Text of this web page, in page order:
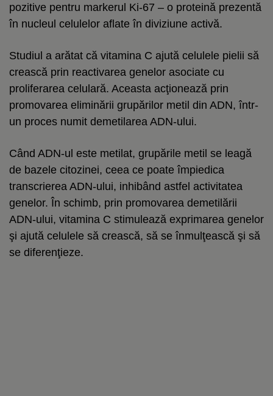
pozitive pentru markerul Ki-67 – o proteină prezentă
în nucleul celulelor aflate în diviziune activă.
Studiul a arătat că vitamina C ajută celulele pielii să
crească prin reactivarea genelor asociate cu
proliferarea celulară. Aceasta acţionează prin
promovarea eliminării grupărilor metil din ADN, într-
un proces numit demetilarea ADN-ului.
Când ADN-ul este metilat, grupările metil se leagă
de bazele citozinei, ceea ce poate împiedica
transcrierea ADN-ului, inhibând astfel activitatea
genelor. În schimb, prin promovarea demetilării
ADN-ului, vitamina C stimulează exprimarea genelor
şi ajută celulele să crească, să se înmulţească şi să
se diferenţieze.